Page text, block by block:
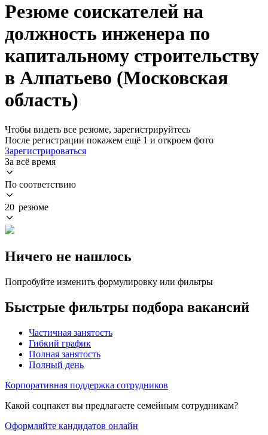
Резюме соискателей на
должность инженера по
капитальному строительству
в Алпатьево (Московская
область)
Чтобы видеть все резюме, зарегистрируйтесь
После регистрации покажем ещё 1 и откроем фото
Зарегистрироваться
За всё время
По соответствию
20 резюме
Ничего не нашлось
Попробуйте изменить формулировку или фильтры
Быстрые фильтры подбора вакансий
Частичная занятость
Гибкий график
Полная занятость
Полный день
Корпоративная поддержка сотрудников
Какой соцпакет вы предлагаете семейным сотрудникам?
Оформляйте кандидатов онлайн